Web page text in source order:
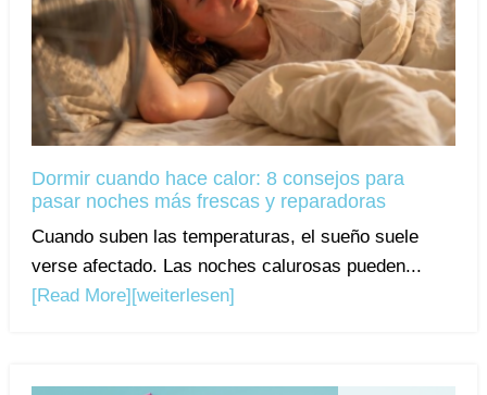
Dormir cuando hace calor: 8 consejos para
pasar noches más frescas y reparadoras
Cuando suben las temperaturas, el sueño suele
verse afectado. Las noches calurosas pueden...
[Read More] [weiterlesen]